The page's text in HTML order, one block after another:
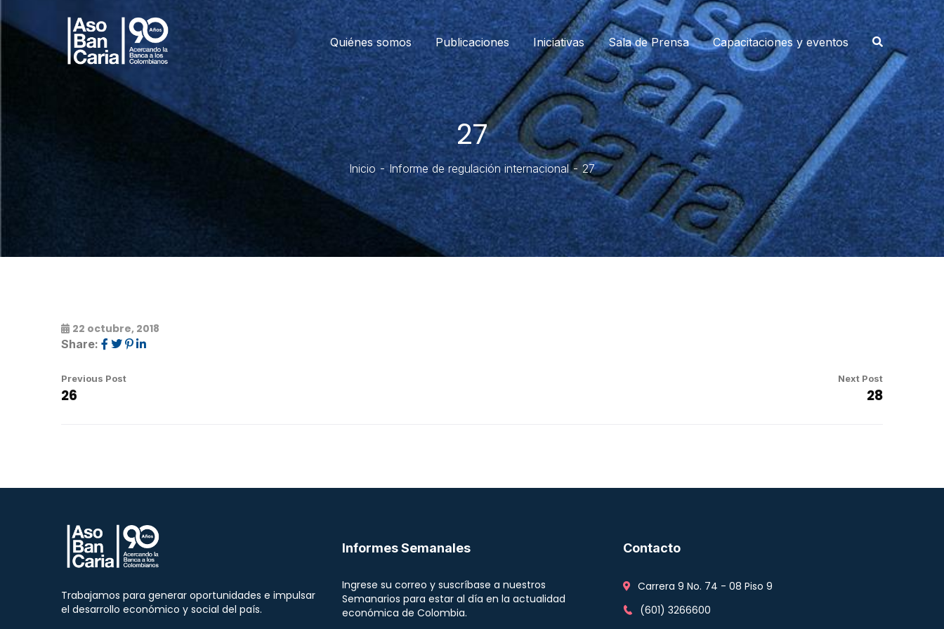
Quiénes somos Publicaciones Iniciativas Sala de Prensa Capacitaciones y eventos
27
Inicio Informe de regulación internacional 27
22 octubre, 2018
Share:
Previous Post
26
Next Post
28
Trabajamos para generar oportunidades e impulsar
el desarrollo económico y social del país.
Informes Semanales
Ingrese su correo y suscríbase a nuestros
Semanarios para estar al día en la actualidad
económica de Colombia.
Contacto
Carrera 9 No. 74 - 08 Piso 9
(601) 3266600